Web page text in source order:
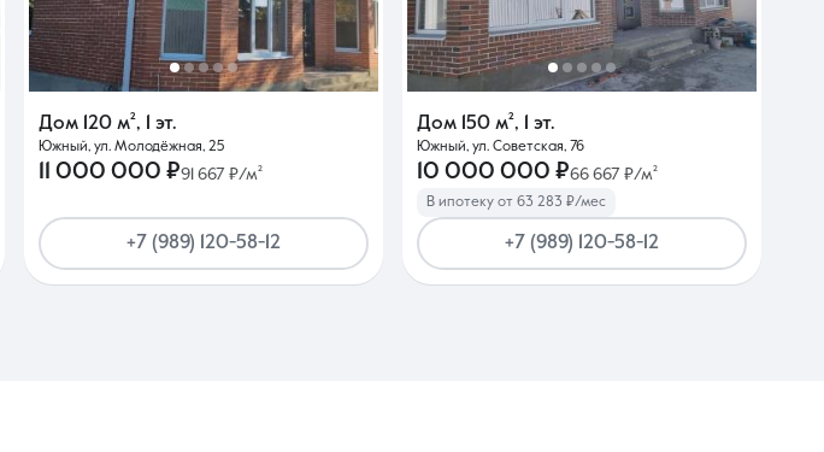
Дом 120 м², 1 эт.
Южный, ул. Молодёжная, 25
11 000 000 ₽91 667 ₽/м²
+7 (989) 120-58-12
Дом 150 м², 1 эт.
Южный, ул. Советская, 76
10 000 000 ₽66 667 ₽/м²
В ипотеку от 63 283 ₽/мес
+7 (989) 120-58-12